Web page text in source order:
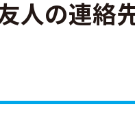
人の連絡